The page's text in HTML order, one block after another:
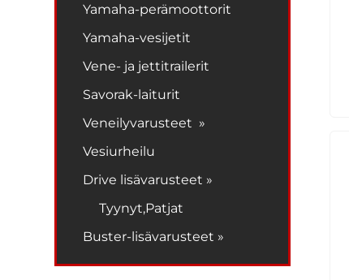
Yamaha-perämoottorit
Yamaha-vesijetit
Vene- ja jettitrailerit
Savorak-laiturit
Veneilyvarusteet »
Vesiurheilu
Drive lisävarusteet »
Tyynyt,Patjat
Buster-lisävarusteet »